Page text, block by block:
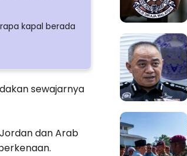
kapal berada
sewajarnya
dan Arab